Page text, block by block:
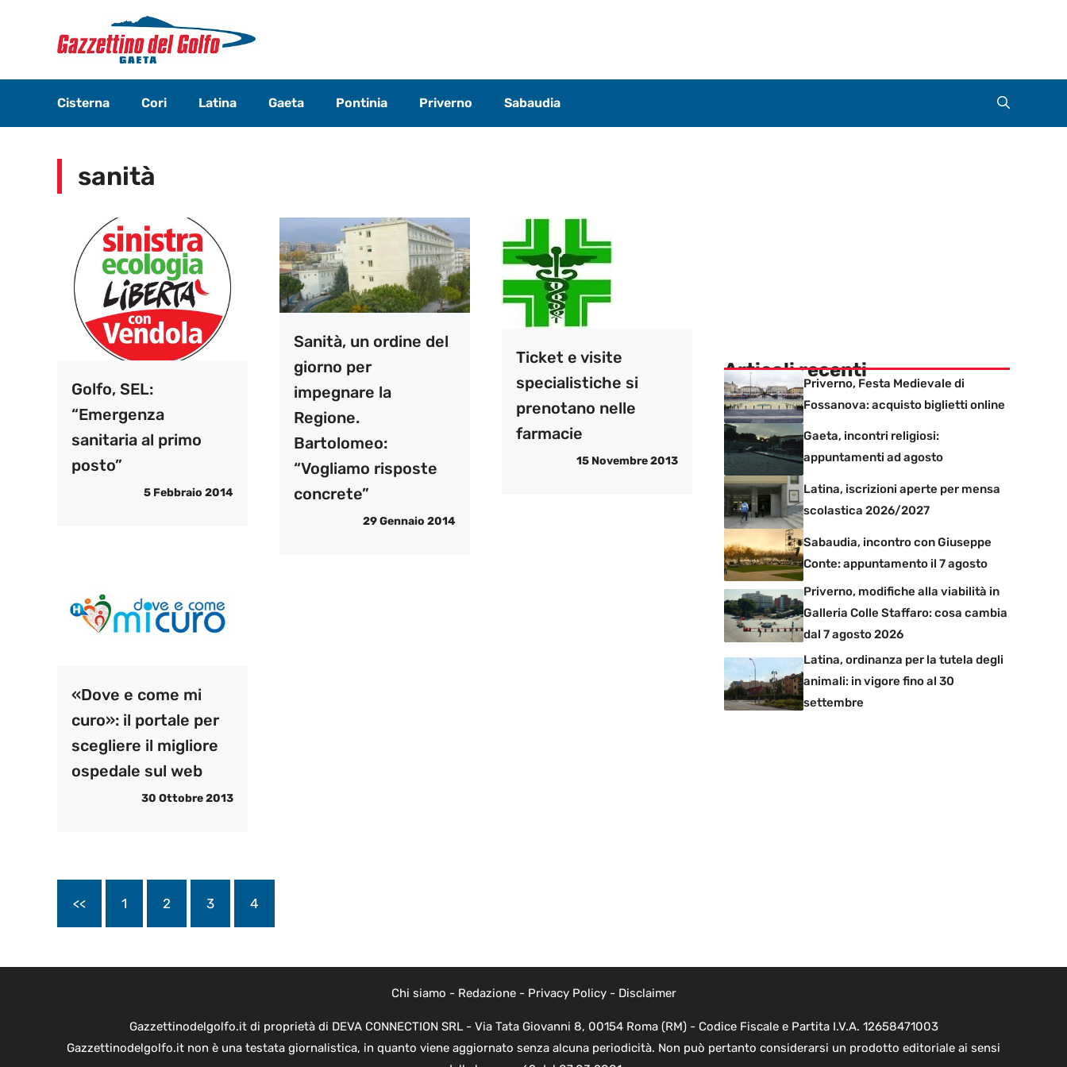
contenuto
Cisterna Cori Latina Gaeta Pontinia Priverno Sabaudia
sanità
Golfo, SEL:
“Emergenza
sanitaria al primo
posto”
5 Febbraio 2014
Sanità, un ordine del
giorno per
impegnare la
Regione.
Bartolomeo:
“Vogliamo risposte
concrete”
29 Gennaio 2014
Ticket e visite
specialistiche si
prenotano nelle
farmacie
15 Novembre 2013
«Dove e come mi
curo»: il portale per
scegliere il migliore
ospedale sul web
30 Ottobre 2013
<< 1 2 3 4
Articoli recenti
Priverno, Festa Medievale di
Fossanova: acquisto biglietti online
Gaeta, incontri religiosi:
appuntamenti ad agosto
Latina, iscrizioni aperte per mensa
scolastica 2026/2027
Sabaudia, incontro con Giuseppe
Conte: appuntamento il 7 agosto
Priverno, modifiche alla viabilità in
Galleria Colle Staffaro: cosa cambia
dal 7 agosto 2026
Latina, ordinanza per la tutela degli
animali: in vigore fino al 30
settembre
Chi siamo - Redazione- Privacy Policy- Disclaimer
Gazzettinodelgolfo.it di proprietà di DEVA CONNECTION SRL - Via Tata Giovanni 8, 00154 Roma (RM) - Codice Fiscale e Partita I.V.A. 12658471003
Gazzettinodelgolfo.it non è una testata giornalistica, in quanto viene aggiornato senza alcuna periodicità. Non può pertanto considerarsi un prodotto editoriale ai sensi